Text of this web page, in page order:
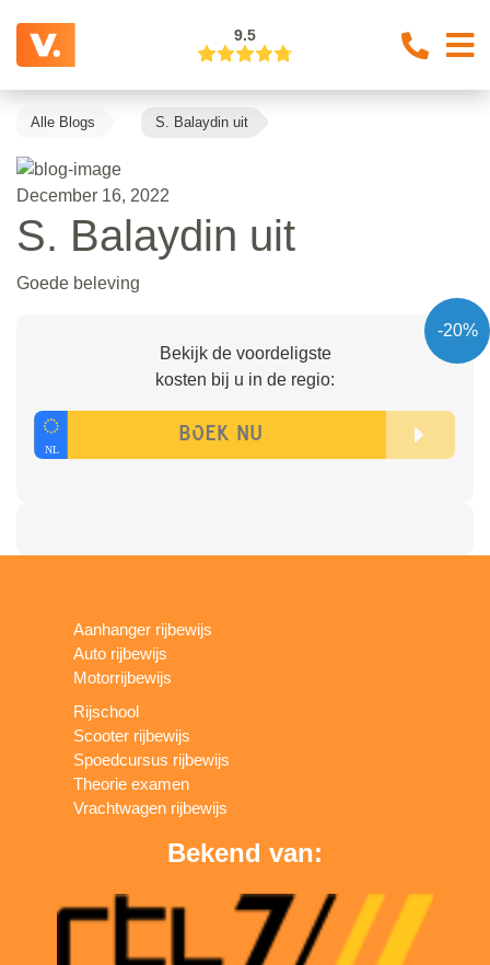
9.5
Alle Blogs S. Balaydin uit
December 16, 2022
S. Balaydin uit
Goede beleving
-20%
Bekijk de voordeligste
kosten bij u in de regio:
Aanhanger rijbewijs
Auto rijbewijs
Motorrijbewijs
Rijschool
Scooter rijbewijs
Spoedcursus rijbewijs
Theorie examen
Vrachtwagen rijbewijs
Bekend van: